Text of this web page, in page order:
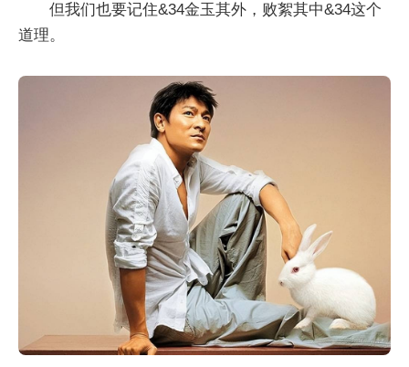
但我们也要记住&34金玉其外，败絮其中&34这个
道理。